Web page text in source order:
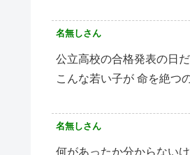
名無しさん
公立高校の合格発表の日
こんな若い子が 命を絶つ
名無しさん
何があったか分からない